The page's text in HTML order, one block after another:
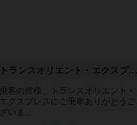
トランスオリエント・エクスプレス
乗客の皆様、トランスオリエント・
エクスプレスにご乗車ありがとうご
ざいま...